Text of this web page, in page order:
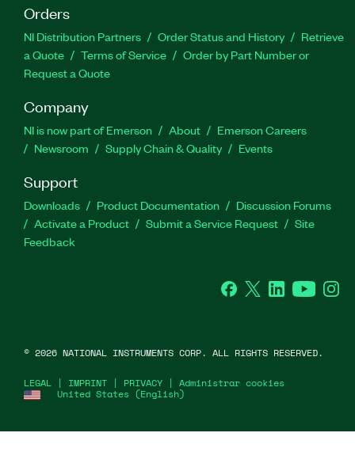
Orders
NI Distribution Partners Order Status and History
Retrieve
a Quote
Terms of Service
Order by Part Number or
Request a Quote
Company
NI is now part of Emerson About
Emerson Careers
Newsroom
Supply Chain & Quality Events
Support
Downloads Product Documentation
Discussion Forums
Activate a Product
Submit a Service Request
Site
Feedback
Facebook
Twitter LinkedInYouTube
United States (English)
LEGAL | IMPRINT | PRIVACY | Administrar cookies
© 2026 NATIONAL INSTRUMENTS CORP. ALL RIGHTS RESERVED.